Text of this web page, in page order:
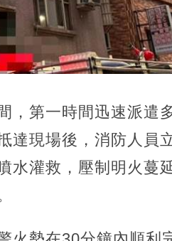
，第一時間迅速派遣
達現場後，消防人員
水灌救，壓制明火蔓